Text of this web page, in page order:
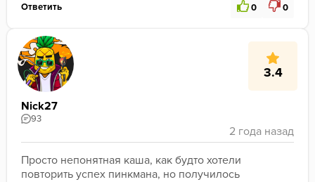
Ответить 0 0
3.4
Nick27
93
Просто непонятная каша, как будто хотели
повторить успех пинкмана, но получилось